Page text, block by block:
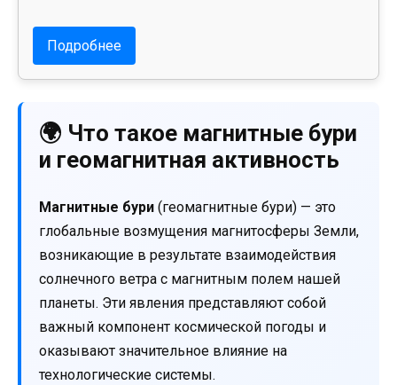
Подробнее
🌍 Что такое магнитные бури
и геомагнитная активность
Магнитные бури (геомагнитные бури) — это
глобальные возмущения магнитосферы Земли,
возникающие в результате взаимодействия
солнечного ветра с магнитным полем нашей
планеты. Эти явления представляют собой
важный компонент космической погоды и
оказывают значительное влияние на
технологические системы.